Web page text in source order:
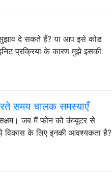
दे सकते हैं? या आप इसे कोड
प्रक्रिया के कारण मुझे इसकी
समय चालक समस्याएँ
जब मैं फोन को कंप्यूटर से
विकास के लिए इनकी आवश्यकता है?